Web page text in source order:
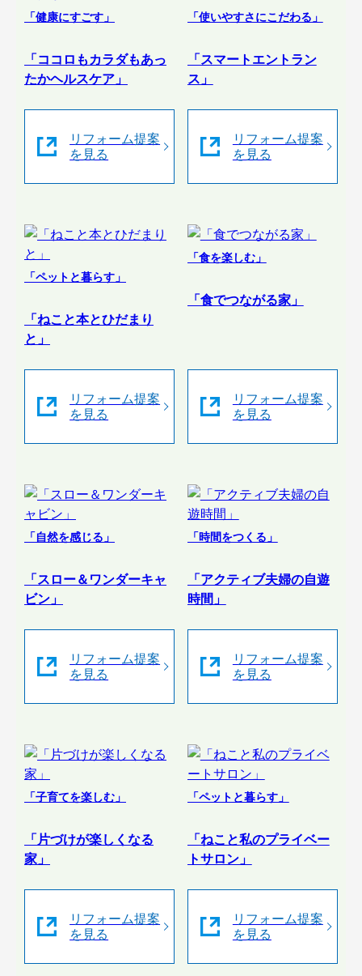
「健康にすごす」
「ココロもカラダもあっ
たかヘルスケア」
リフォーム提案
を見る
「使いやすさにこだわる」
「スマートエントラン
ス」
リフォーム提案
を見る
「ペットと暮らす」
「ねこと本とひだまり
と」
リフォーム提案
を見る
「食を楽しむ」
「食でつながる家」
リフォーム提案
を見る
「自然を感じる」
「スロー＆ワンダーキャ
ビン」
リフォーム提案
を見る
「時間をつくる」
「アクティブ夫婦の自遊
時間」
リフォーム提案
を見る
「子育てを楽しむ」
「片づけが楽しくなる
家」
リフォーム提案
を見る
「ペットと暮らす」
「ねこと私のプライベー
トサロン」
リフォーム提案
を見る